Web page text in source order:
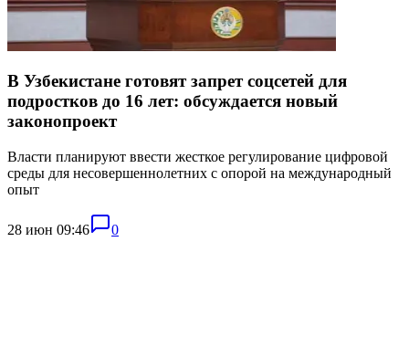
В Узбекистане готовят запрет соцсетей для
подростков до 16 лет: обсуждается новый
законопроект
Власти планируют ввести жесткое регулирование цифровой
среды для несовершеннолетних с опорой на международный
опыт
28 июн 09:46 0